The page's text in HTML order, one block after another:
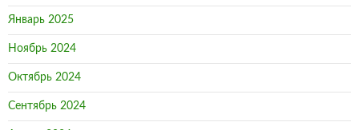
Январь 2025
Ноябрь 2024
Октябрь 2024
Сентябрь 2024